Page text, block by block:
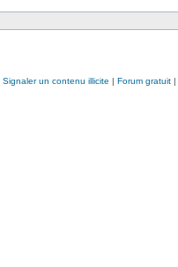
Signaler un contenu illicite | Forum gratuit|